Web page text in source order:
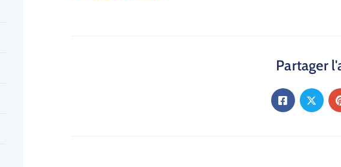
Partager